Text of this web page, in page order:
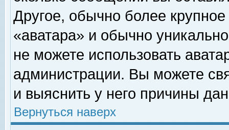
Другое, обычно более
«аватара» и обычно
не можете использовать
администрации. Вы можете
и выяснить у него причины
Вернуться наверх